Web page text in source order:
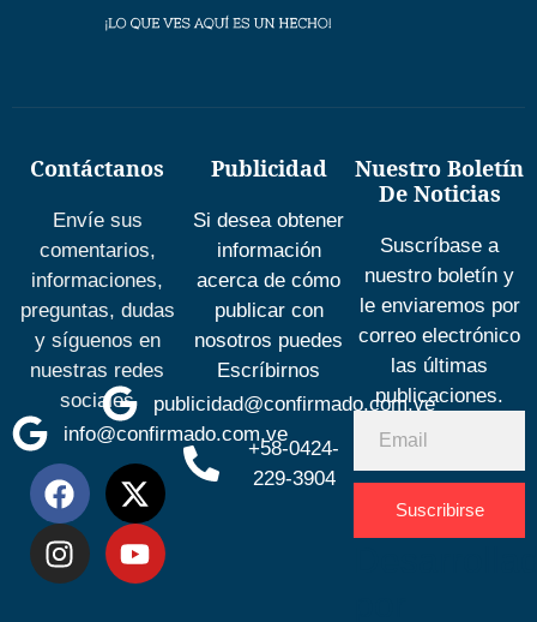
Contáctanos
Envíe sus
comentarios,
informaciones,
preguntas, dudas
y síguenos en
nuestras redes
sociales
info@confirmado.com.ve
Publicidad
Si desea obtener
información
acerca de cómo
publicar con
nosotros puedes
Escríbirnos
publicidad@confirmado.com.ve
+58-0424-
229-3904
Nuestro Boletín
De Noticias
Suscríbase a
nuestro boletín y
le enviaremos por
correo electrónico
las últimas
publicaciones.
Suscribirse